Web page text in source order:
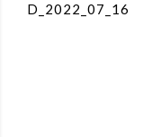
D_2022_07_16